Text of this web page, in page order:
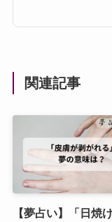
関連記事
【夢占い】「日焼